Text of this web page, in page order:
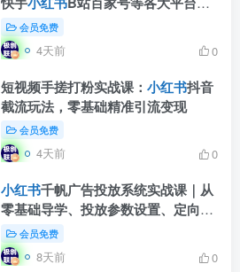
稳定跑通流量与广告变现
会员免费
4天前 0
短视频手搓打粉实战课： 小红书抖音
截流玩法，零基础精准引流变现
会员免费
4天前 0
小红书千帆广告投放系统实战课｜从
零基础导学、投放参数设置、定向出
价，到搜索/直播间/客资全场景计划
搭建全流程
会员免费
8天前 0